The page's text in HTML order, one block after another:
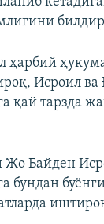
Исроил ва
қай тарзда
Байден
бундан